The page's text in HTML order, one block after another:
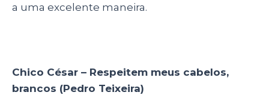
a uma excelente maneira.
Chico César – Respeitem meus cabelos,
brancos (Pedro Teixeira)